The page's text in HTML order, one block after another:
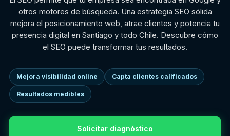
otros motores de búsqueda. Una estrategia SEO sólida
mejora el posicionamiento web, atrae clientes y potencia tu
presencia digital en Santiago y todo Chile. Descubre cómo
el SEO puede transformar tus resultados.
Mejora visibilidad online Capta clientes calificados
Resultados medibles
Solicitar diagnóstico